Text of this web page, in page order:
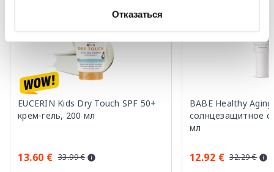
Отказаться
EUCERIN Kids Dry Touch SPF 50+
крем-гель, 200 мл
13.60 € 33.99 €
BABE Healthy
солнцезащитное
мл
12.92 € 32.29 €